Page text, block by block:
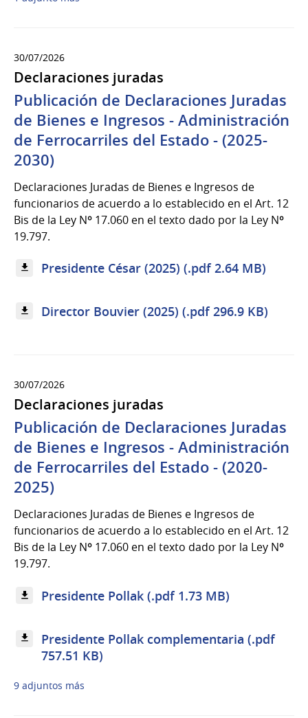
30/07/2026
Declaraciones juradas
Publicación de Declaraciones Juradas
de Bienes e Ingresos - Administración
de Ferrocarriles del Estado - (2025-
2030)
Declaraciones Juradas de Bienes e Ingresos de
funcionarios de acuerdo a lo establecido en el Art. 12
Bis de la Ley Nº 17.060 en el texto dado por la Ley Nº
19.797.
Presidente César (2025) (.pdf 2.64 MB)
Director Bouvier (2025) (.pdf 296.9 KB)
30/07/2026
Declaraciones juradas
Publicación de Declaraciones Juradas
de Bienes e Ingresos - Administración
de Ferrocarriles del Estado - (2020-
2025)
Declaraciones Juradas de Bienes e Ingresos de
funcionarios de acuerdo a lo establecido en el Art. 12
Bis de la Ley Nº 17.060 en el texto dado por la Ley Nº
19.797.
Presidente Pollak (.pdf 1.73 MB)
Presidente Pollak complementaria (.pdf
757.51 KB)
9 adjuntos más